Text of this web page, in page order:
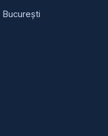
București